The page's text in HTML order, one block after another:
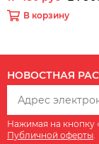
В корзину
НОВОСТНАЯ
Нажимая на кнопку
Публичной оферты.